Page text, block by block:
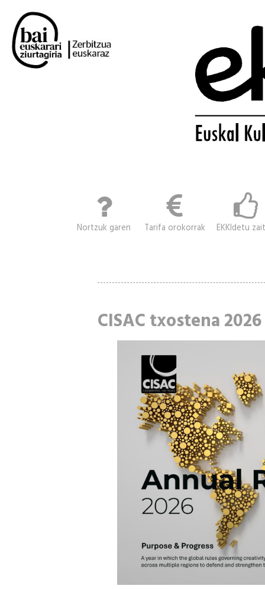
Nortzuk garen Tarifa orokorrak EKKIdetu
CISAC txostena 2026